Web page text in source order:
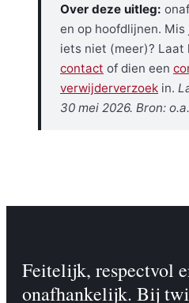
Over deze uitleg:
en op hoofdlijnen.
iets niet (meer)? Laat
contact of dien een
verwijderverzoek in.
30 mei 2026. Bron:
Feitelijk, respectvol
onafhankelijk. Bij